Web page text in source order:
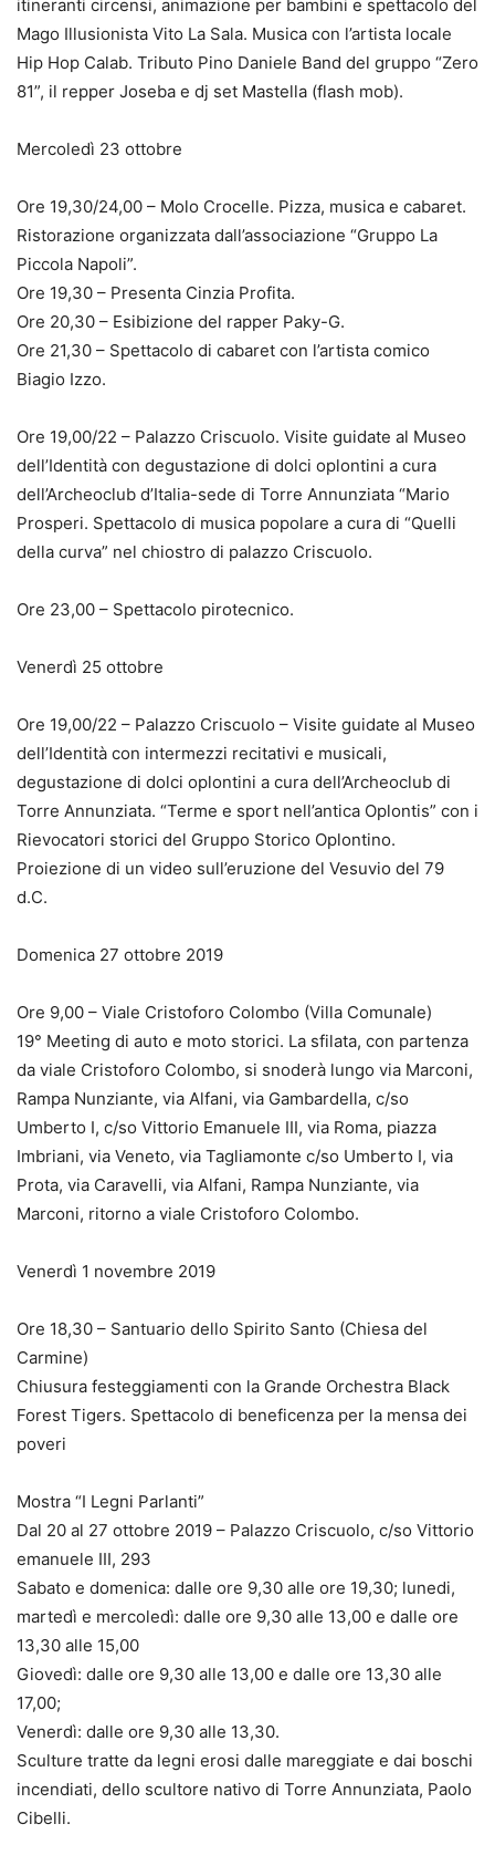
itineranti circensi, animazione per bambini e spettacolo del
Mago Illusionista Vito La Sala. Musica con l’artista locale
Hip Hop Calab. Tributo Pino Daniele Band del gruppo “Zero
81”, il repper Joseba e dj set Mastella (flash mob).
Mercoledì 23 ottobre
Ore 19,30/24,00 – Molo Crocelle. Pizza, musica e cabaret.
Ristorazione organizzata dall’associazione “Gruppo La
Piccola Napoli”.
Ore 19,30 – Presenta Cinzia Profita.
Ore 20,30 – Esibizione del rapper Paky-G.
Ore 21,30 – Spettacolo di cabaret con l’artista comico
Biagio Izzo.
Ore 19,00/22 – Palazzo Criscuolo. Visite guidate al Museo
dell’Identità con degustazione di dolci oplontini a cura
dell’Archeoclub d’Italia-sede di Torre Annunziata “Mario
Prosperi. Spettacolo di musica popolare a cura di “Quelli
della curva” nel chiostro di palazzo Criscuolo.
Ore 23,00 – Spettacolo pirotecnico.
Venerdì 25 ottobre
Ore 19,00/22 – Palazzo Criscuolo – Visite guidate al Museo
dell’Identità con intermezzi recitativi e musicali,
degustazione di dolci oplontini a cura dell’Archeoclub di
Torre Annunziata. “Terme e sport nell’antica Oplontis” con i
Rievocatori storici del Gruppo Storico Oplontino.
Proiezione di un video sull’eruzione del Vesuvio del 79
d.C.
Domenica 27 ottobre 2019
Ore 9,00 – Viale Cristoforo Colombo (Villa Comunale)
19° Meeting di auto e moto storici. La sfilata, con partenza
da viale Cristoforo Colombo, si snoderà lungo via Marconi,
Rampa Nunziante, via Alfani, via Gambardella, c/so
Umberto I, c/so Vittorio Emanuele III, via Roma, piazza
Imbriani, via Veneto, via Tagliamonte c/so Umberto I, via
Prota, via Caravelli, via Alfani, Rampa Nunziante, via
Marconi, ritorno a viale Cristoforo Colombo.
Venerdì 1 novembre 2019
Ore 18,30 – Santuario dello Spirito Santo (Chiesa del
Carmine)
Chiusura festeggiamenti con la Grande Orchestra Black
Forest Tigers. Spettacolo di beneficenza per la mensa dei
poveri
Mostra “I Legni Parlanti”
Dal 20 al 27 ottobre 2019 – Palazzo Criscuolo, c/so Vittorio
emanuele III, 293
Sabato e domenica: dalle ore 9,30 alle ore 19,30; lunedi,
martedì e mercoledì: dalle ore 9,30 alle 13,00 e dalle ore
13,30 alle 15,00
Giovedì: dalle ore 9,30 alle 13,00 e dalle ore 13,30 alle
17,00;
Venerdì: dalle ore 9,30 alle 13,30.
Sculture tratte da legni erosi dalle mareggiate e dai boschi
incendiati, dello scultore nativo di Torre Annunziata, Paolo
Cibelli.